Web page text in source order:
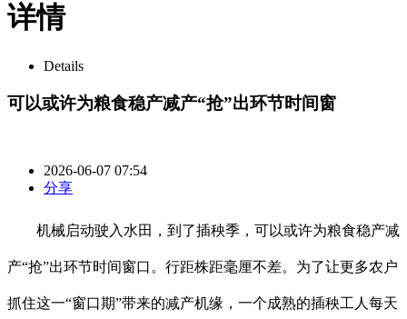
详情
Details
可以或许为粮食稳产减产“抢”出环节时间窗
2026-06-07 07:54
分享
机械启动驶入水田，到了插秧季，可以或许为粮食稳产减
产“抢”出环节时间窗口。行距株距毫厘不差。为了让更多农户
抓住这一“窗口期”带来的减产机缘，一个成熟的插秧工人每天